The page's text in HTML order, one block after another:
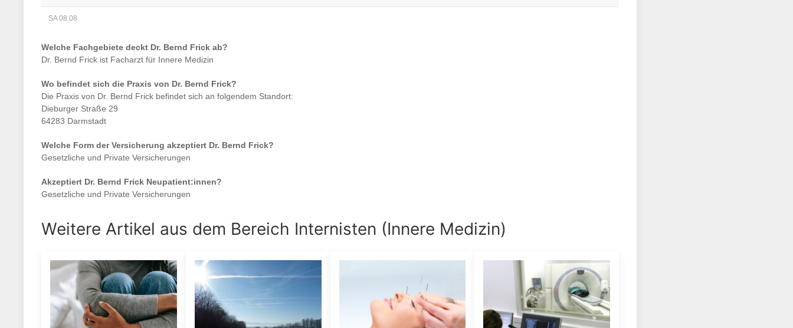
SA 08.08.
Welche Fachgebiete deckt Dr. Bernd Frick ab?
Dr. Bernd Frick ist Facharzt für Innere Medizin
Wo befindet sich die Praxis von Dr. Bernd Frick?
Die Praxis von Dr. Bernd Frick befindet sich an folgendem Standort:
Dieburger Straße 29
64283 Darmstadt
Welche Form der Versicherung akzeptiert Dr. Bernd Frick?
Gesetzliche und Private Versicherungen
Akzeptiert Dr. Bernd Frick Neupatient:innen?
Gesetzliche und Private Versicherungen
Weitere Artikel aus dem Bereich Internisten (Innere Medizin)